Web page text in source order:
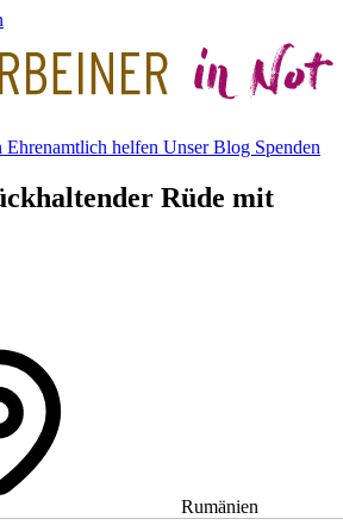
Ehrenamtlich helfen Unser Blog Spenden
Rüde mit
Rumänien